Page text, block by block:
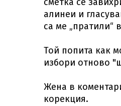
алинеи и
са ме
Той попита как
избори отново
Жена в
корекция.